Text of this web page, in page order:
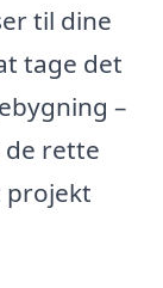
til dine
tage det
–
rette
projekt